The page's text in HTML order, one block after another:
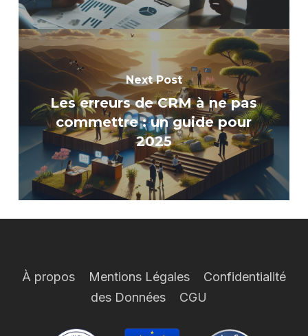
Next Post
Les erreurs de CRM à ne pas
commettre : un guide pour
2025
À propos Mentions Légales
Confidentialité
des Données
CGU